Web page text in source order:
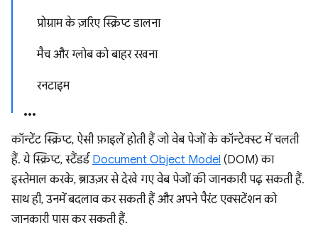
प्रोग्राम के ज़रिए स्क्रिप्ट डालना
मैच और ग्लोब को बाहर रखना
रनटाइम
कॉन्टेंट स्क्रिप्ट, ऐसी फ़ाइलें होती हैं जो वेब पेजों के कॉन्टेक्स्ट में चलती
हैं. ये स्क्रिप्ट, स्टैंडर्ड Document Object Model (DOM) का
इस्तेमाल करके, ब्राउज़र से देखे गए वेब पेजों की जानकारी पढ़ सकती हैं.
साथ ही, उनमें बदलाव कर सकती हैं और अपने पैरंट एक्सटेंशन को
जानकारी पास कर सकती हैं.